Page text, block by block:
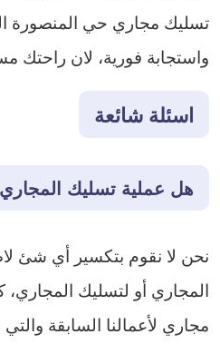
تسليك مجاري حي المنصورة
واستجابة فورية، لان راحتك
اسئلة شائعة
هل عملية تسليك
نحن لا نقوم بتكسير أي شئ
المجاري أو لتسليك
مجاري لأعمالنا السابقة